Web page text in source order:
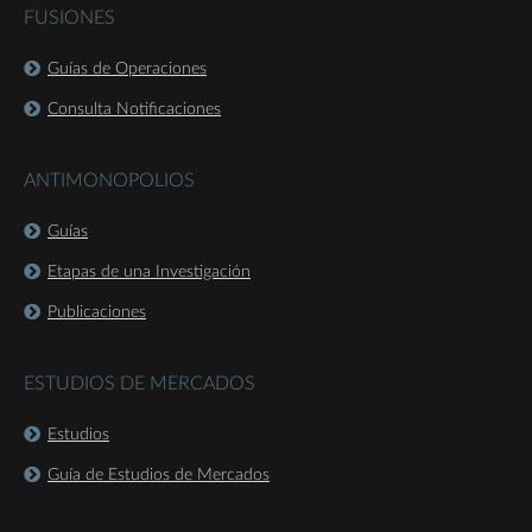
FUSIONES
Guías de Operaciones
Consulta Notificaciones
ANTIMONOPOLIOS
Guías
Etapas de una Investigación
Publicaciones
ESTUDIOS DE MERCADOS
Estudios
Guía de Estudios de Mercados